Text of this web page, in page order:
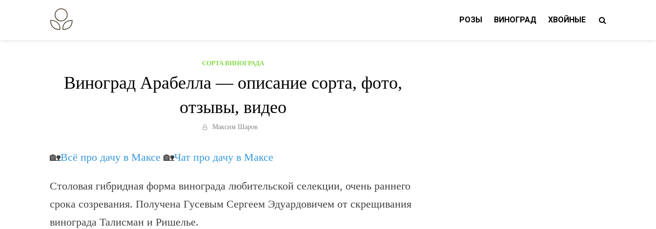
РОЗЫ ВИНОГРАД ХВОЙНЫЕ
СОРТА ВИНОГРАДА
Виноград Арабелла — описание сорта, фото,
отзывы, видео
Максим Шаров
🏡Всё про дачу в Максе 🏡Чат про дачу в Максе
Столовая гибридная форма винограда любительской селекции, очень раннего
срока созревания. Получена Гусевым Сергеем Эдуардовичем от скрещивания
винограда Талисман и Ришелье.